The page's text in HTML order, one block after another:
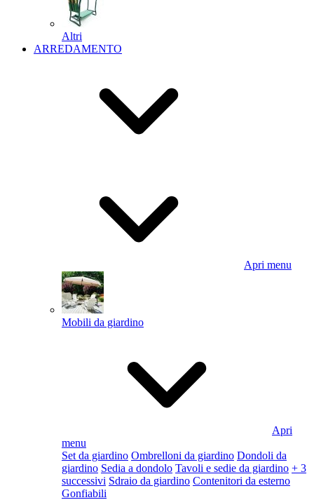
Altri
ARREDAMENTO
Apri menu
Mobili da giardino
Apri
menu
Set da giardino Ombrelloni da giardino Dondoli da
giardino Sedia a dondolo Tavoli e sedie da giardino + 3
successivi Sdraio da giardino Contenitori da esterno
Gonfiabili